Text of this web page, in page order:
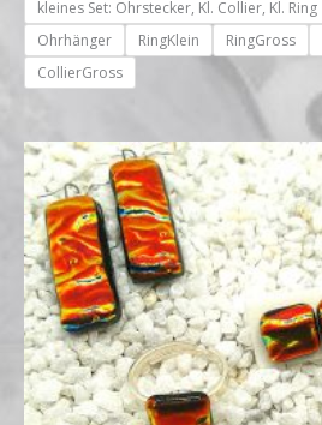
kleines Set: Ohrstecker, Kl. Collier, Kl. Ring
Ohrhänger
RingKlein RingGross
CollierGross